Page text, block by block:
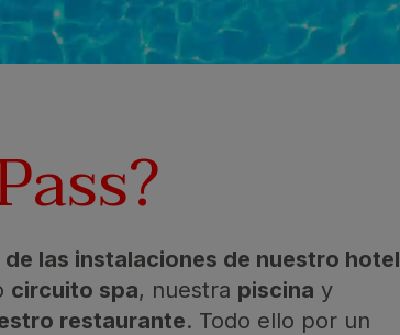
las instalaciones de nuestro hotel
circuito spa, nuestra piscina y
restaurante. Todo ello por un